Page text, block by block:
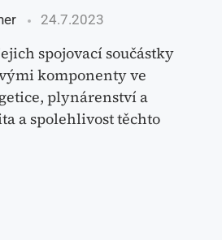
24.7.2023
spojovací součástky
komponenty ve
plynárenství a
a spolehlivost těchto